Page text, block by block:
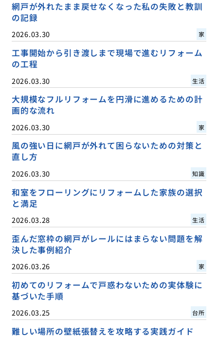
網戸が外れたまま戻せなくなった私の失敗と教訓
の記録
2026.03.30 家
工事開始から引き渡しまで現場で進むリフォーム
の工程
2026.03.30 生活
大規模なフルリフォームを円滑に進めるための計
画的な流れ
2026.03.30 家
風の強い日に網戸が外れて困らないための対策と
直し方
2026.03.30 知識
和室をフローリングにリフォームした家族の選択
と満足
2026.03.28 生活
歪んだ窓枠の網戸がレールにはまらない問題を解
決した事例紹介
2026.03.26 家
初めてのリフォームで戸惑わないための実体験に
基づいた手順
2026.03.25 台所
難しい場所の壁紙張替えを攻略する実践ガイド